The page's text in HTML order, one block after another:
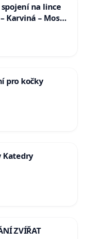
na lince
Karviná – Mosty
pro kočky
Katedry
ZVÍŘAT